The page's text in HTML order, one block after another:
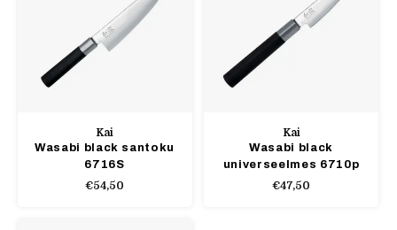
Kai
Wasabi black santoku
6716S
€54,50
Kai
Wasabi black
universeelmes 6710p
€47,50